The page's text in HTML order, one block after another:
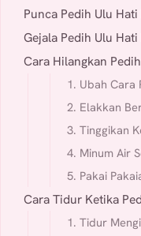
Punca Pedih Ulu
Gejala Pedih Ulu
Cara Hilangkan
1. Ubah Cara
2. Elakkan
3. Tinggikan
4. Minum Air
5. Pakai
Cara Tidur Ketika
1. Tidur